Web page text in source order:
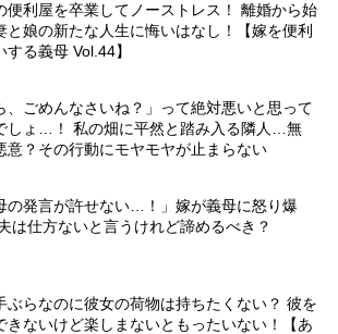
便利屋を卒業してノーストレス！ 離婚から始
と娘の新たな人生に悔いはなし！【嫁を便利
する義母 Vol.44】
、ごめんなさいね？」って絶対悪いと思って
しょ…！ 私の畑に平然と踏み入る隣人…無
意？その行動にモヤモヤが止まらない
の発言が許せない…！」嫁が義母に怒り爆
は仕方ないと言うけれど諦めるべき？
ぶらなのに彼女の荷物は持ちたくない？ 彼を
きないけど楽しまないともったいない！【あ